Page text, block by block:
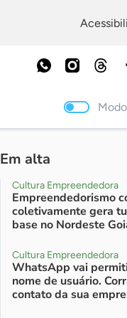
Em alta
Cultura Empreendedora
Empreendedorismo
coletivamente gera
base no Nordeste
Cultura Empreendedora
WhatsApp vai
nome de usuário.
contato da sua